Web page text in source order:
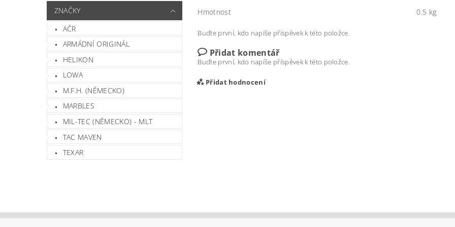
ZNAČKY
AČR
ARMÁDNÍ ORIGINÁL
HELIKON
LOWA
M.F.H. (NĚMECKO)
MARBLES
MIL-TEC (NĚMECKO) - MLT
TAC MAVEN
TEXAR
Hmotnost 0.5 kg
Buďte první, kdo napíše příspěvek k této položce.
Přidat komentář
Buďte první, kdo napíše příspěvek k této položce.
Přidat hodnocení
Vložením hodnocení souhlasíte spodmínkami ochrany osobních